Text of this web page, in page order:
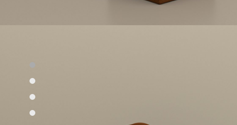
Section 1
Section 2
Section 3
Section 4